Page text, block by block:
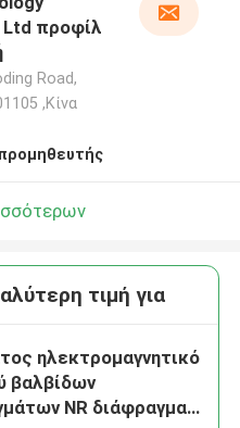
Ltd προφίλ
Road,
,Κίνα
τιμή για
ηλεκτρομαγνητικό
βαλβίδων
NR διάφραγμα